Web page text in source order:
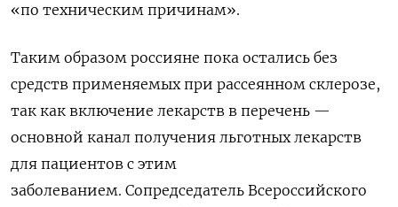
«по техническим причинам».
Таким образом россияне пока остались без
средств применяемых при рассеянном склерозе,
так как включение лекарств в перечень —
основной канал получения льготных лекарств
для пациентов с этим
заболеванием. Сопредседатель Всероссийского